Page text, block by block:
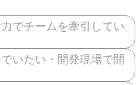
でチームを牽引してい
いたい・開発現場で開